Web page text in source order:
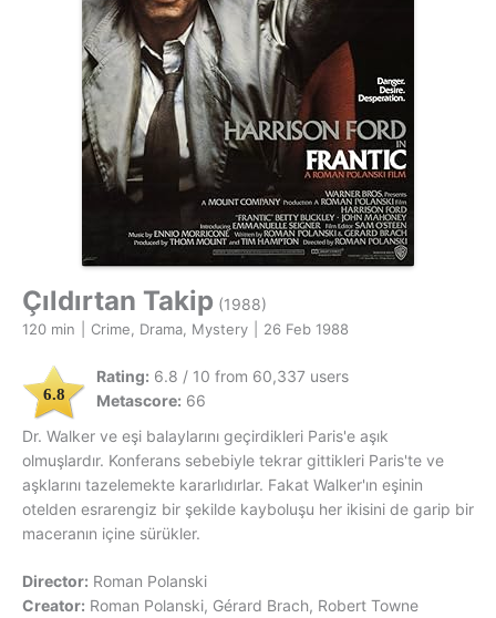
Çıldırtan Takip (1988)
120 min Crime, Drama, Mystery 26 Feb 1988
6.8
Rating: 6.8 / 10 from 60,337 users
Metascore: 66
Dr. Walker ve eşi balaylarını geçirdikleri Paris'e aşık
olmuşlardır. Konferans sebebiyle tekrar gittikleri Paris'te ve
aşklarını tazelemekte kararlıdırlar. Fakat Walker'ın eşinin
otelden esrarengiz bir şekilde kayboluşu her ikisini de garip bir
maceranın içine sürükler.
Director: Roman Polanski
Creator: Roman Polanski, Gérard Brach, Robert Towne